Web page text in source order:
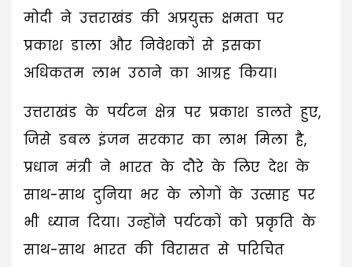
मोदी ने उत्तराखंड की अप्रयुक्त क्षमता पर
प्रकाश डाला और निवेशकों से इसका
अधिकतम लाभ उठाने का आग्रह किया।
उत्तराखंड के पर्यटन क्षेत्र पर प्रकाश डालते हुए,
जिसे डबल इंजन सरकार का लाभ मिला है,
प्रधान मंत्री ने भारत के दौरे के लिए देश के
साथ-साथ दुनिया भर के लोगों के उत्साह पर
भी ध्यान दिया। उन्होंने पर्यटकों को प्रकृति के
साथ-साथ भारत की विरासत से परिचित